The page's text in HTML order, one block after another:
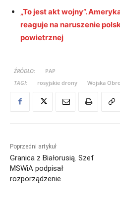
„To jest akt wojny”.
reaguje na naruszenie
powietrznej
ŹRÓDŁO:
PAP
TAGI:
rosyjskie drony Wojska
Poprzedni artykuł
Granica z Białorusią. Szef
MSWiA podpisał
rozporządzenie